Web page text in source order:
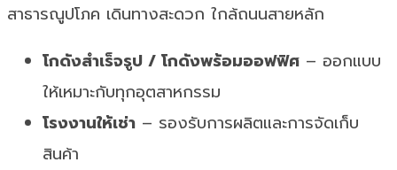
สาธารณูปโภค เดินทางสะดวก ใกล้ถนนสายหลัก
โกดังสำเร็จรูป / โกดังพร้อมออฟฟิศ – ออกแบบ
ให้เหมาะกับทุกอุตสาหกรรม
โรงงานให้เช่า – รองรับการผลิตและการจัดเก็บ
สินค้า